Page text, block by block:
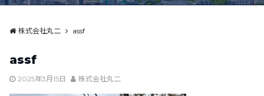
株式会社丸二 assf
assf
2025年3月15日 株式会社丸二